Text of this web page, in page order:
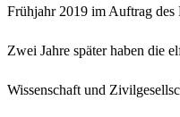
Frühjahr 2019 im Auftrag des
Zwei Jahre später haben die
Wissenschaft und